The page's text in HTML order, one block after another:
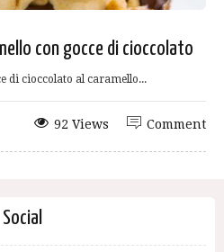
con gocce di cioccolato
di cioccolato al caramello...
Comment
92 Views
Social